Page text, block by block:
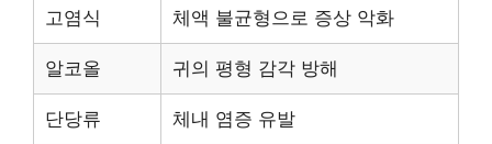
고염식 체액 불균형으로 증상 악화
알코올 귀의 평형 감각 방해
단당류 체내 염증 유발